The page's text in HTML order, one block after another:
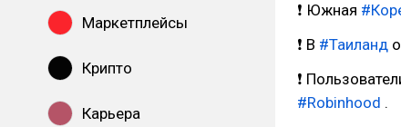
Маркетплейсы
Крипто
Карьера
❗ Южная
❗ В #Таиланд
❗
#Robinhood .